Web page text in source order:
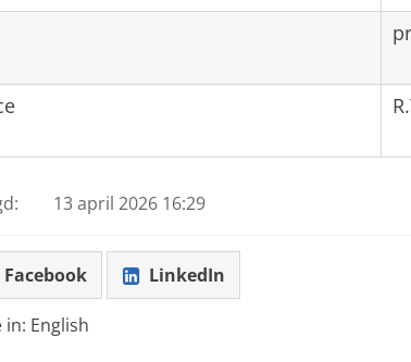
13 april 2026 16:29
Facebook LinkedIn
in: English